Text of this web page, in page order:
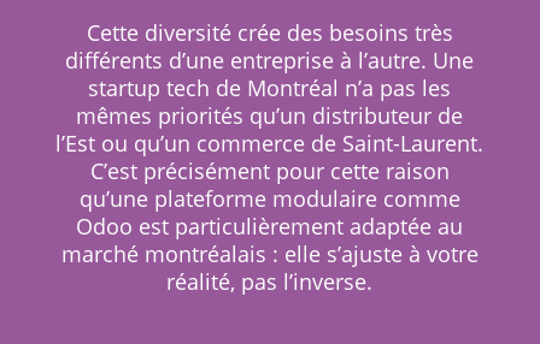
Cette diversité crée des besoins très
différents d’une entreprise à l’autre. Une
startup tech de Montréal n’a pas les
mêmes priorités qu’un distributeur de
l’Est ou qu’un commerce de Saint-Laurent.
C’est précisément pour cette raison
qu’une plateforme modulaire comme
Odoo est particulièrement adaptée au
marché montréalais : elle s’ajuste à votre
réalité, pas l’inverse.